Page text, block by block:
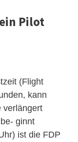
Pilot
(Flight
kann
verlängert
ginnt
ist die FDP